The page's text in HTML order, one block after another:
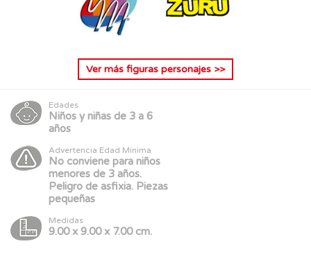
Ver más figuras personajes >>
Edades
Niños y niñas de 3 a 6
años
Advertencia Edad Mínima
No conviene para niños
menores de 3 años.
Peligro de asfixia. Piezas
pequeñas
Medidas
9.00 x 9.00 x 7.00 cm.